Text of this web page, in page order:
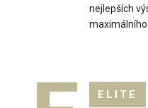
nejlepších
ELITE